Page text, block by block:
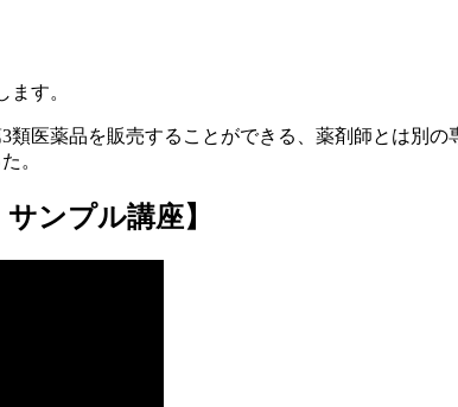
ます。
医薬品を販売することができる、薬剤師とは別の
。
ンプル講座】